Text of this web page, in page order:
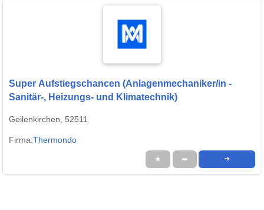
Super Aufstiegschancen (Anlagenmechaniker/in -
Sanitär-, Heizungs- und Klimatechnik)
Geilenkirchen, 52511
Firma:Thermondo
★ ➦ ➜